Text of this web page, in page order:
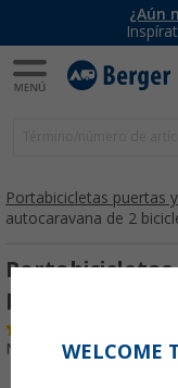
¿Aún
Portabicicletas puertas
autocaravana de 2
bicicletas
Nº de artículo 275230
WELCOME